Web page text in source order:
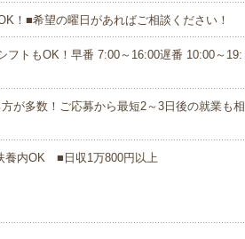
！■希望の曜日があればご相談ください！
トもOK！早番 7:00～16:00遅番 10:00～19:
が多数！ご応募から最短2～3日後の就業も相
内OK ■日収1万800円以上